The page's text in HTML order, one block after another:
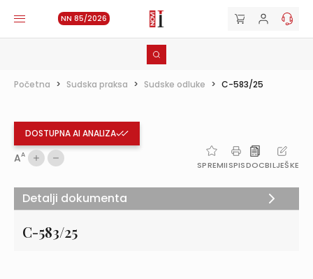
NN 85/2026
Početna > Sudska praksa > Sudske odluke > C-583/25
DOSTUPNA AI ANALIZA
AA
SPREMIISPISDOCBILJEŠKE
C-583/25
Detalji dokumenta